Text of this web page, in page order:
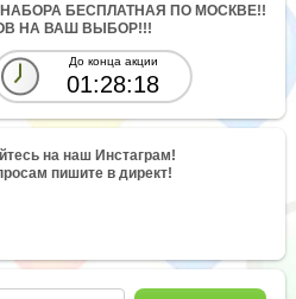
БЕСПЛАТНАЯ ПО МОСКВЕ!!
НА ВАШ ВЫБОР!!!
До конца акции
01:28:17
на наш Инстаграм!
пишите в директ!